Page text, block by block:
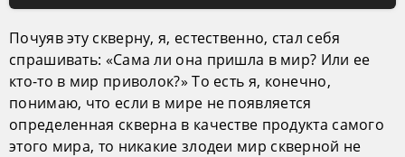
Почуяв эту скверну, я, естественно, стал себя
спрашивать: «Сама ли она пришла в мир? Или ее
кто-то в мир приволок?» То есть я, конечно,
понимаю, что если в мире не появляется
определенная скверна в качестве продукта самого
этого мира, то никакие злодеи мир скверной не